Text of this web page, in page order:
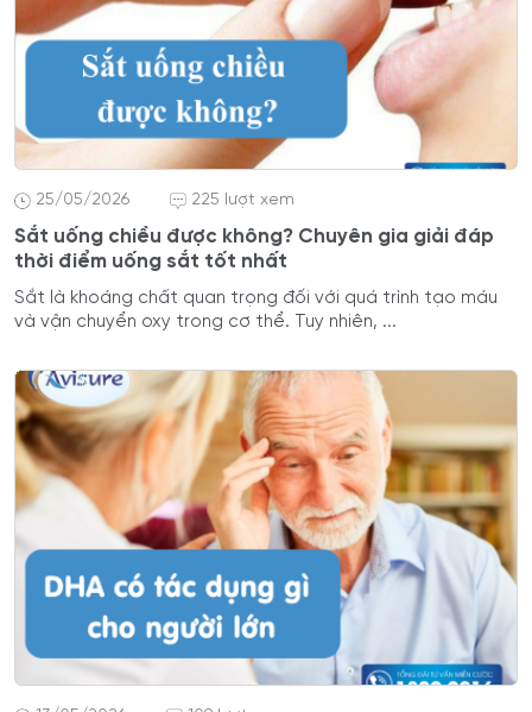
25/05/2026 225 lượt xem
Sắt uống chiều được không? Chuyên gia giải đáp
thời điểm uống sắt tốt nhất
Sắt là khoáng chất quan trọng đối với quá trình tạo máu
và vận chuyển oxy trong cơ thể. Tuy nhiên, ...